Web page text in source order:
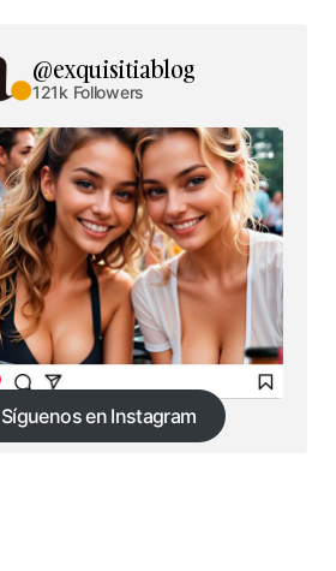
@exquisitiablog
121k Followers
Síguenos en Instagram
Síguenos en Instagram